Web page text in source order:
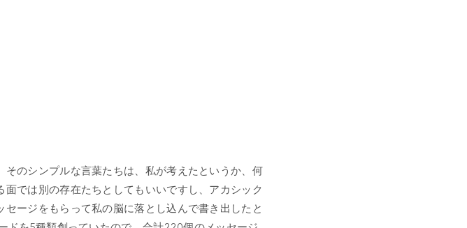
のシンプルな言葉たちは、私が考えたというか、何
では別の存在たちとしてもいいですし、アカシック
ージをもらって私の脳に落とし込んで書き出したと